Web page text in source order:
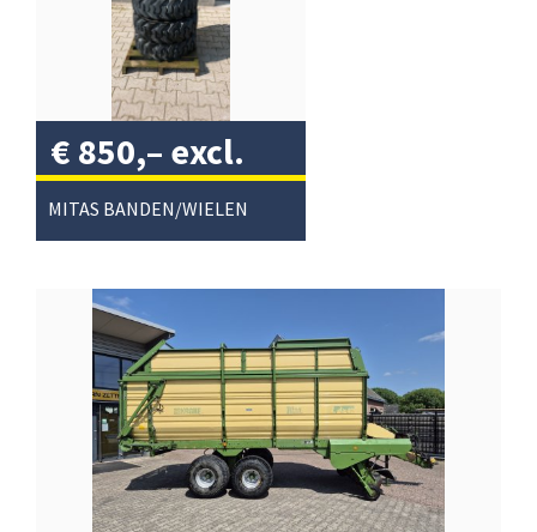
MITAS BANDEN/WIELEN
€ 850,– excl.
btw/